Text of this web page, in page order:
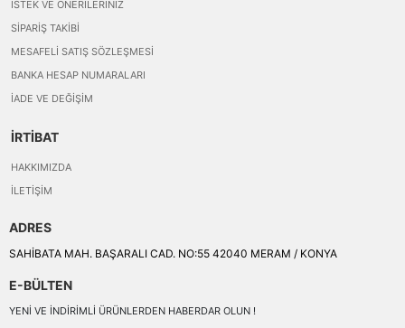
İSTEK VE ÖNERILERINIZ
SIPARIŞ TAKIBI
MESAFELI SATIŞ SÖZLEŞMESI
BANKA HESAP NUMARALARI
İADE VE DEĞIŞIM
İRTİBAT
HAKKIMIZDA
İLETIŞIM
ADRES
SAHİBATA MAH. BAŞARALI CAD. NO:55 42040 MERAM / KONYA
E-BÜLTEN
YENI VE INDIRIMLI ÜRÜNLERDEN HABERDAR OLUN !